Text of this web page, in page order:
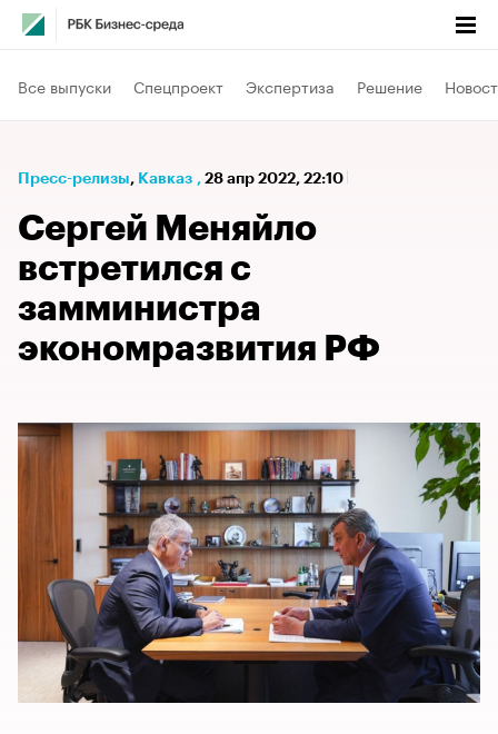
Все выпуски Спецпроект Экспертиза Решение
Пресс-релизы⁠, Кавказ , 28 апр 2022, 22:10
Сергей Меняйло
встретился с
замминистра
экономразвития РФ